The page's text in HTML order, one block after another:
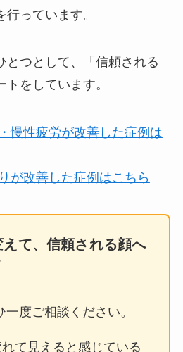
行っています。
とつとして、「信頼される
をしています。
慢性疲労が改善した症例は
が改善した症例はこちら
て、信頼される顔へ
一度ご相談ください。
て見えると感じている